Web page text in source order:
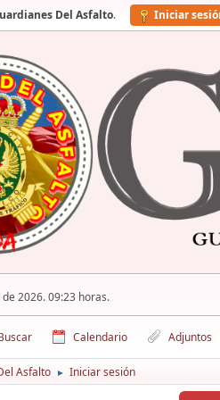
Del Asfalto. Iniciar
de 2026. 09:23 horas.
Calendario Adjuntos
Asfalto ► Iniciar sesión